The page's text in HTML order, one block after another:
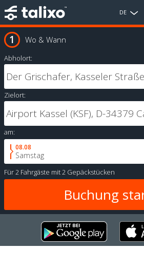
DE
Wo & Wann
Abholort:
Zielort:
am:
08.08
Samstag
Für2 Fahrgäste mit2 Gepäckstücken